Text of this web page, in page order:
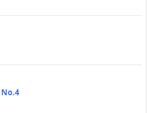
No.4